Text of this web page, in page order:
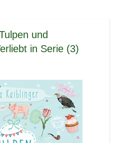
und
in Serie (3)